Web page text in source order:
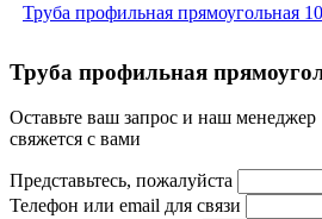
Труба профильная прямоугольная
Труба профильная
Оставьте ваш запрос и наш менеджер
свяжется с вами
Представьтесь, пожалуйста
Телефон или email для связи